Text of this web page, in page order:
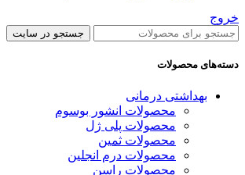
خروج
جستجو در سایت
دسته‌های محصولات
بهداشتی درمانی
محصولات انشور بوسوم
محصولات پلی ژل
محصولات ثمین
محصولات درم انجلین
محصولات راسن